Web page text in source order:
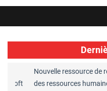
Nouvelle ressource de
des ressources humaines.